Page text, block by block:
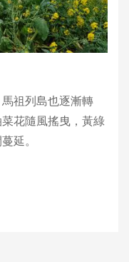
祖列島也逐漸轉
花隨風搖曳，黃綠
延。